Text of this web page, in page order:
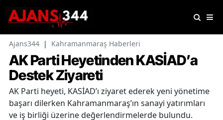
Ajans344 | Kahramanmaraş Haberleri
AK Parti Heyetinden KASİAD’a
Destek Ziyareti
AK Parti heyeti, KASİAD’ı ziyaret ederek yeni yönetime
başarı dilerken Kahramanmaraş’ın sanayi yatırımları
ve iş birliği üzerine değerlendirmelerde bulundu.